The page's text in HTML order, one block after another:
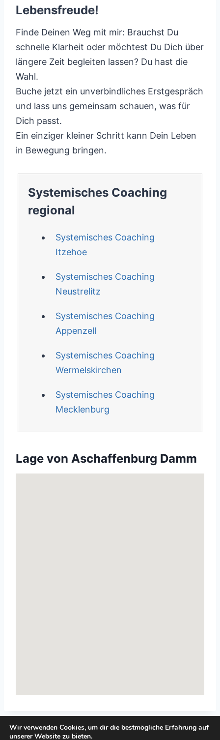
Lebensfreude!
Finde Deinen Weg mit mir: Brauchst Du
schnelle Klarheit oder möchtest Du Dich über
längere Zeit begleiten lassen? Du hast die
Wahl.
Buche jetzt ein unverbindliches Erstgespräch
und lass uns gemeinsam schauen, was für
Dich passt.
Ein einziger kleiner Schritt kann Dein Leben
in Bewegung bringen.
Systemisches Coaching
regional
Systemisches Coaching
Itzehoe
Systemisches Coaching
Neustrelitz
Systemisches Coaching
Appenzell
Systemisches Coaching
Wermelskirchen
Systemisches Coaching
Mecklenburg
Lage von Aschaffenburg Damm
Wir verwenden Cookies, um dir die bestmögliche Erfahrung auf
unserer Website zu bieten.